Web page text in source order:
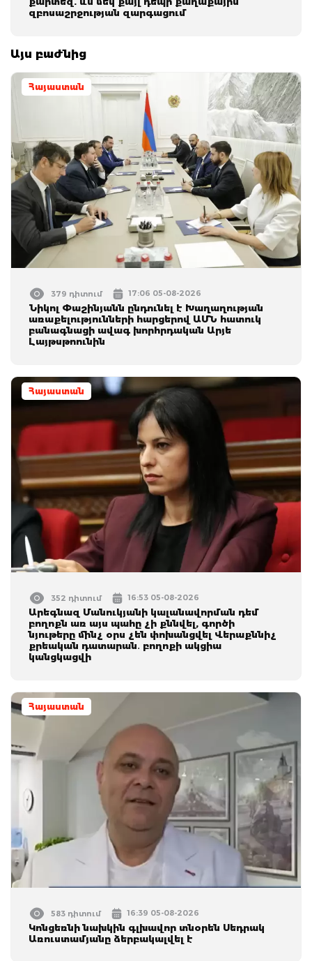
զբոսաշրջության զարգացում
Այս բաժնից
Հայաստան
379 դիտում 17:06 05-08-2026
Նիկոլ Փաշինյանն ընդունել է Խաղաղության
առաքելությունների հարցերով ԱՄՆ հատուկ
բանագնացի ավագ խորհրդական Արյե
Լայթսթոունին
Հայաստան
352 դիտում 16:53 05-08-2026
Արեգնազ Մանուկյանի կալանավորման դեմ
բողոքն առ այս պահը չի քննվել, գործի
նյութերը մինչ օրս չեն փոխանցվել Վերաքննիչ
քրեական դատարան․ բողոքի ակցիա
կանցկացվի
Հայաստան
583 դիտում 16:39 05-08-2026
Կոնցեռնի նախկին գլխավոր տնօրեն Սեդրակ
Առուստամյանը ձերբակալվել է